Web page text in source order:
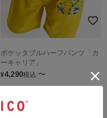
ポケッタブルハーフパンツ「カ
ーキャリア」
¥4,290税込 〜